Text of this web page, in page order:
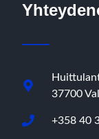
37700
+358 40